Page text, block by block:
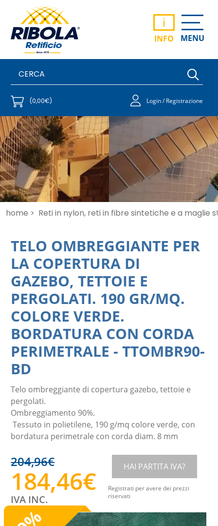
i
INFO MENU
(0,00€) Login / Registrazione
home > Reti in nylon, reti in fibre sintetiche e a maglie
TELO OMBREGGIANTE PER
LA COPERTURA DI
GAZEBO, TETTOIE E
PERGOLATI. 190 GR/MQ.
COLORE VERDE.
BORDATURA CON CORDA
PERIMETRALE -TTOMBR90-
BD
Telo ombreggiante di copertura gazebo, tettoie e
pergolati.
Ombreggiamento 90%.
Tessuto in polietilene, 190 g/mq colore verde, con
bordatura perimetrale con corda diam. 8 mm
204,96€
184,46€
IVA INC.
HAI PARTITA IVA?
Registrati per avere dei prezzi
riservati
%